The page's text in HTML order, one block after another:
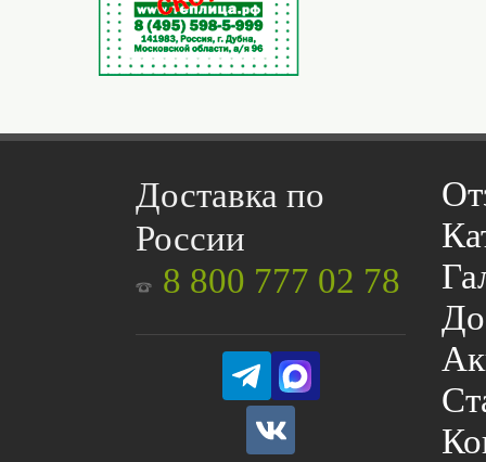
Доставка по
России
8 800 777 02 78